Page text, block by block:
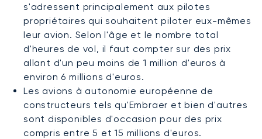
s'adressent principalement aux pilotes
propriétaires qui souhaitent piloter eux-mêmes
leur avion. Selon l'âge et le nombre total
d'heures de vol, il faut compter sur des prix
allant d'un peu moins de 1 million d'euros à
environ 6 millions d'euros.
Les avions à autonomie européenne de
constructeurs tels qu'Embraer et bien d'autres
sont disponibles d'occasion pour des prix
compris entre 5 et 15 millions d'euros.